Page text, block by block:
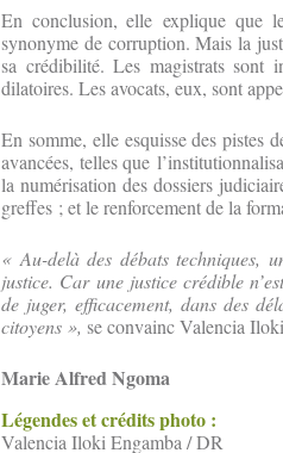
En conclusion, elle explique que
synonyme de corruption. Mais la
sa crédibilité. Les magistrats sont
dilatoires. Les avocats, eux, sont
En somme, elle esquisse des pistes
avancées, telles que
la numérisation des dossiers
greffes ; et le renforcement de la
« Au-delà des débats techniques,
justice. Car une justice crédible
de juger, efficacement, dans des
citoyens », se convainc Valencia
Marie Alfred Ngoma
Légendes et crédits photo :
Valencia Iloki Engamba / DR